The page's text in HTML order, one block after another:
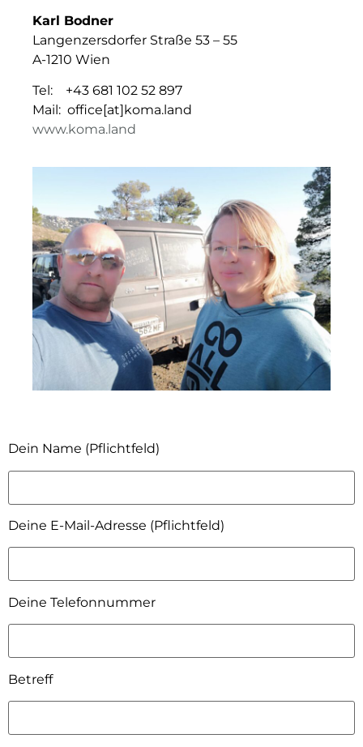
Karl Bodner
Langenzersdorfer Straße 53 – 55
A-1210 Wien
Tel: +43 681 102 52 897
Mail: office[at]koma.land
www.koma.land
Dein Name (Pflichtfeld)
Deine E-Mail-Adresse (Pflichtfeld)
Deine Telefonnummer
Betreff